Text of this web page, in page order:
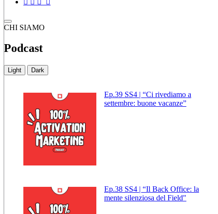
CHI SIAMO
Podcast
Light Dark
Ep.39 SS4 | “Ci rivediamo a
settembre: buone vacanze”
Ep.38 SS4 | “Il Back Office: la
mente silenziosa del Field"